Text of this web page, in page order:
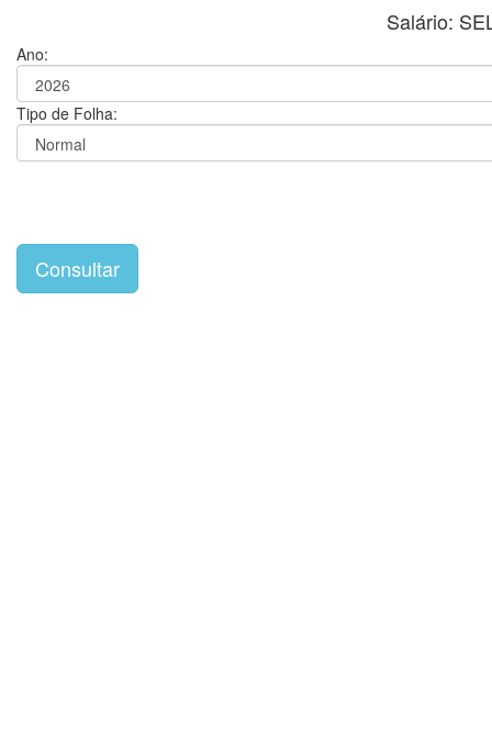
Salário:
Ano:
Tipo de Folha: